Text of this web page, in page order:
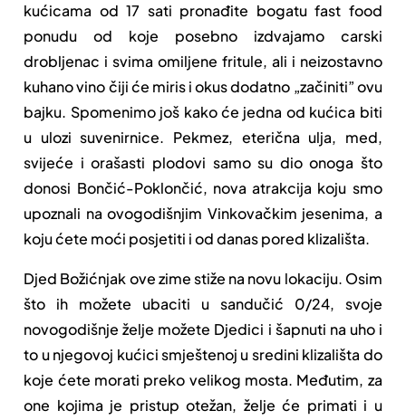
kućicama od 17 sati pronađite bogatu fast food
ponudu od koje posebno izdvajamo carski
drobljenac i svima omiljene fritule, ali i neizostavno
kuhano vino čiji će miris i okus dodatno „začiniti” ovu
bajku. Spomenimo još kako će jedna od kućica biti
u ulozi suvenirnice. Pekmez, eterična ulja, med,
svijeće i orašasti plodovi samo su dio onoga što
donosi Bončić-Poklončić, nova atrakcija koju smo
upoznali na ovogodišnjim Vinkovačkim jesenima, a
koju ćete moći posjetiti i od danas pored klizališta.
Djed Božićnjak ove zime stiže na novu lokaciju. Osim
što ih možete ubaciti u sandučić 0/24, svoje
novogodišnje želje možete Djedici i šapnuti na uho i
to u njegovoj kućici smještenoj u sredini klizališta do
koje ćete morati preko velikog mosta. Međutim, za
one kojima je pristup otežan, želje će primati i u